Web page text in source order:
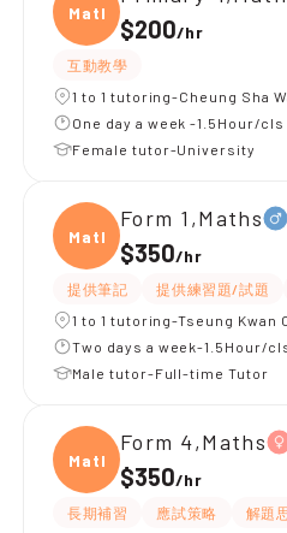
Maths
$200/hr
互動教學
1 to 1 tutoring-Cheung Sha
One day a week -1.5Hour/cls
Female tutor-University
Maths
Form 1,Maths
$350/hr
提供筆記 提供練習題/試題
1 to 1 tutoring-Tseung Kwan
Two days a week-1.5Hour/
Male tutor-Full-time Tutor
Maths
Form 4,Maths
$350/hr
長期補習 應試策略 解題